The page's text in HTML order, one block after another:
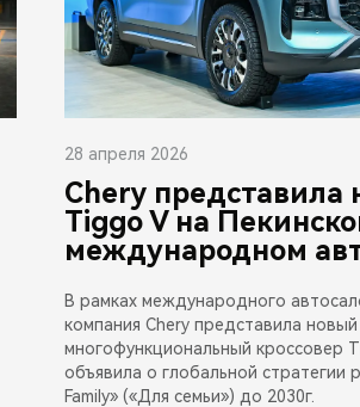
28 апреля 2026
Chery представила
Tiggo V на
международном
В рамках международного
компания Chery представила новый
многофункциональный кроссовер
объявила о глобальной стратегии
Family» («Для семьи») до 2030г.